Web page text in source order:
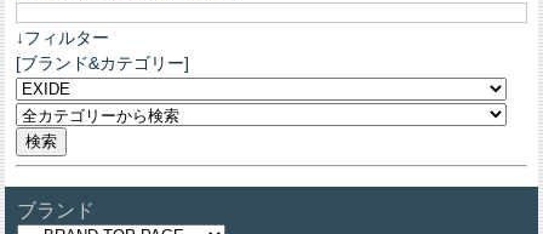
↓フィルター
[ブランド&カテゴリー]
ブランド